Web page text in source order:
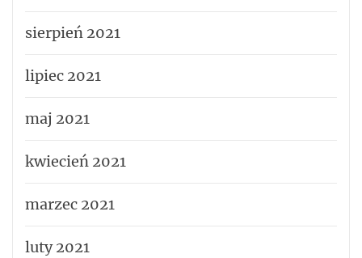
sierpień 2021
lipiec 2021
maj 2021
kwiecień 2021
marzec 2021
luty 2021